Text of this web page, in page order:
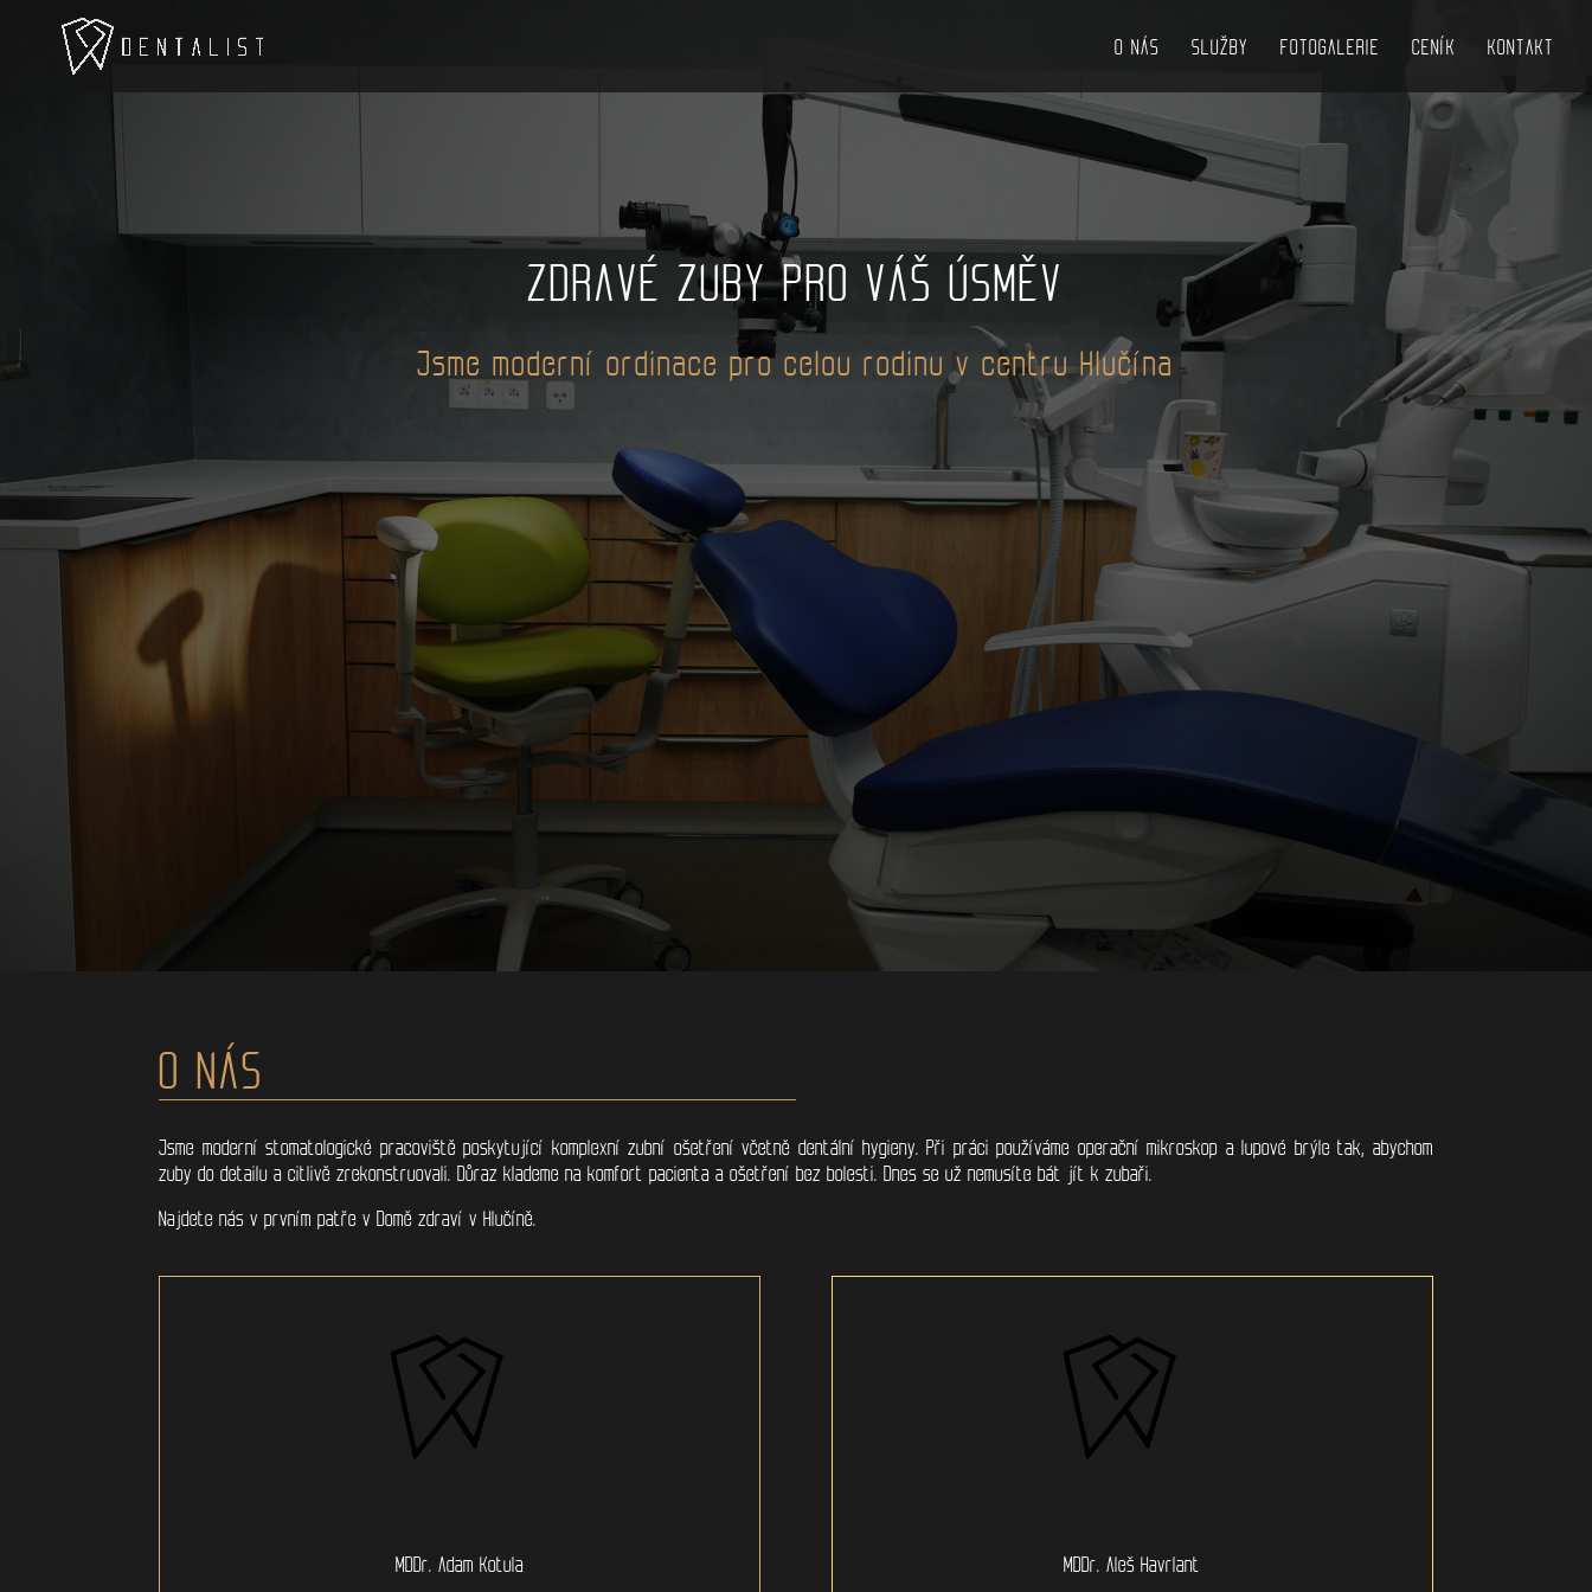
O NÁS SLUŽBY FOTOGALERIE CENÍK KONTAKT
ZDRAVÉ ZUBY PRO VÁŠ ÚSMĚV
Jsme moderní ordinace pro celou rodinu v centru Hlučína
O NÁS
Jsme moderní stomatologické pracoviště poskytující komplexní zubní ošetření včetně dentální hygieny. Při práci používáme operační mikroskop a lupové brýle tak, abychom
zuby do detailu a citlivě zrekonstruovali. Důraz klademe na komfort pacienta a ošetření bez bolesti. Dnes se už nemusíte bát jít k zubaři.
Najdete nás v prvním patře v Domě zdraví v Hlučíně.
MDDr. Adam Kotula
MDDr. Aleš Havrlant